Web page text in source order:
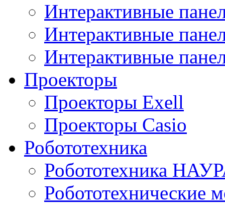
Интерактивные
Интерактивные
Интерактивные
Проекторы
Проекторы Exell
Проекторы Casio
Робототехника
Робототехника
Робототехнические